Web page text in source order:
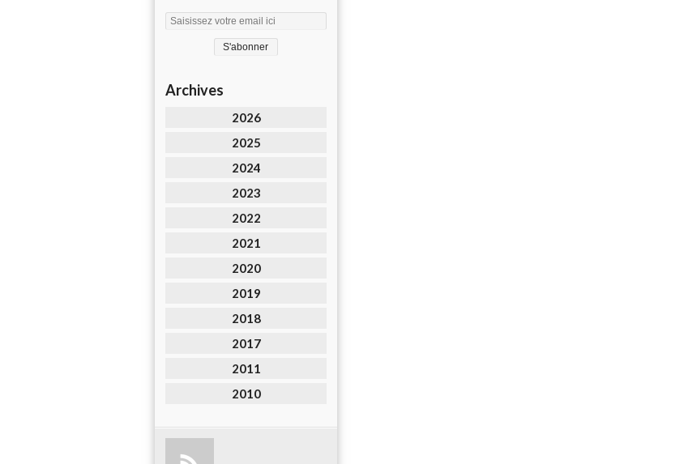
Archives
2026
2025
2024
2023
2022
2021
2020
2019
2018
2017
2011
2010